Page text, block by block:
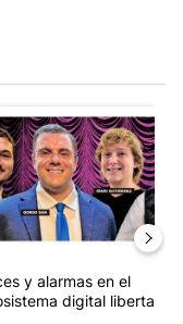
Jorge Messi, el
de tendencia con
y alarmas en el
digital libertario